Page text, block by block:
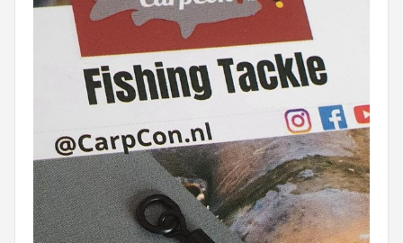
Dobbers
Kunstaas
POPULAIRE MERKEN
Westin
Spro